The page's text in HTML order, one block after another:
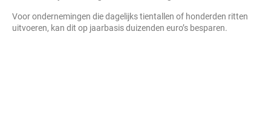
Voor ondernemingen die dagelijks tientallen of honderden ritten
uitvoeren, kan dit op jaarbasis duizenden euro’s besparen.